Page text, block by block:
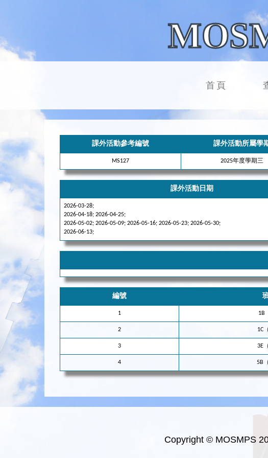
首頁
課外活動參考編號 課外活動所屬學
MS127 2025年度學期三
課外活動日期
2026-03-28;
2026-04-18; 2026-04-25;
2026-05-02; 2026-05-09; 2026-05-16; 2026-05-23; 2026-05-30;
2026-06-13;
編號
1 1B
2 1C
3 3E
4 5B
Copyright © MOSMPS